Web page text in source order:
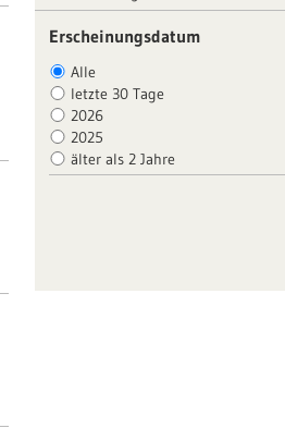
Erscheinungsdatum
Alle
letzte 30 Tage
2026
2025
älter als 2 Jahre